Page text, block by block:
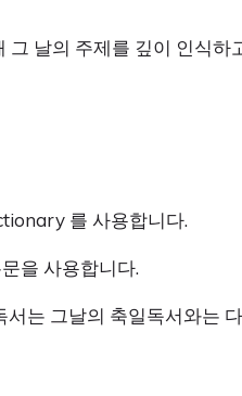
날의 주제를 깊이 인식하
를 사용합니다.
을 사용합니다.
는 그날의 축일독서와는